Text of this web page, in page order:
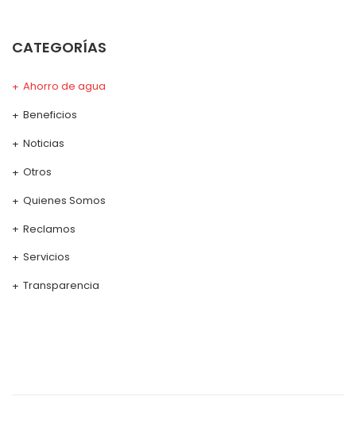
CATEGORÍAS
Ahorro de agua
Beneficios
Noticias
Otros
Quienes Somos
Reclamos
Servicios
Transparencia